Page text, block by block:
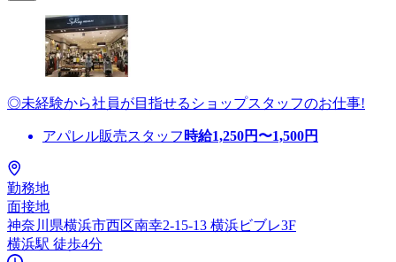
◎未経験から社員が目指せるショップスタッフのお仕事!
アパレル販売スタッフ 時給1,250円〜1,500円
勤務地
面接地
神奈川県横浜市西区南幸2-15-13 横浜ビブレ3F
横浜駅 徒歩4分